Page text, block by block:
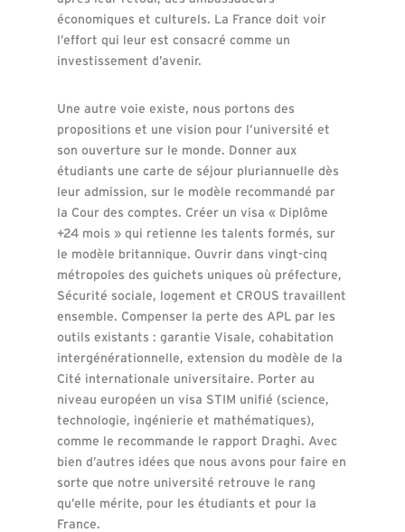
économiques et culturels. La France doit voir
l’effort qui leur est consacré comme un
investissement d’avenir.
Une autre voie existe, nous portons des
propositions et une vision pour l’université et
son ouverture sur le monde. Donner aux
étudiants une carte de séjour pluriannuelle dès
leur admission, sur le modèle recommandé par
la Cour des comptes. Créer un visa « Diplôme
+24 mois » qui retienne les talents formés, sur
le modèle britannique. Ouvrir dans vingt-cinq
métropoles des guichets uniques où préfecture,
Sécurité sociale, logement et CROUS travaillent
ensemble. Compenser la perte des APL par les
outils existants : garantie Visale, cohabitation
intergénérationnelle, extension du modèle de la
Cité internationale universitaire. Porter au
niveau européen un visa STIM unifié (science,
technologie, ingénierie et mathématiques),
comme le recommande le rapport Draghi. Avec
bien d’autres idées que nous avons pour faire en
sorte que notre université retrouve le rang
qu’elle mérite, pour les étudiants et pour la
France.